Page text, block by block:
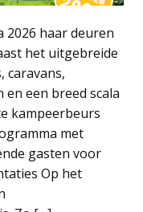
2026 haar deuren
het uitgebreide
caravans,
een breed scala
kampeerbeurs
met
gasten voor
Op het